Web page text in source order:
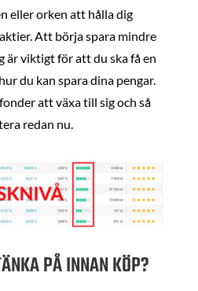
eller orken att hålla dig
Att börja spara mindre
är viktigt för att du ska få en
du kan spara dina pengar.
att växa till sig och så
redan nu.
PÅ INNAN KÖP?